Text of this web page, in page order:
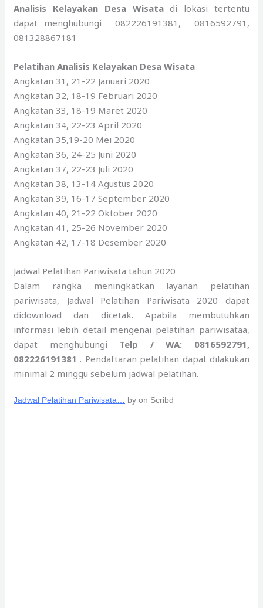
Analisis Kelayakan Desa Wisatadi lokasi tertentu
dapat menghubungi 082226191381, 0816592791,
081328867181
Pelatihan Analisis Kelayakan Desa Wisata
Angkatan 31, 21-22 Januari 2020
Angkatan 32, 18-19 Februari 2020
Angkatan 33, 18-19 Maret 2020
Angkatan 34, 22-23 April 2020
Angkatan 35,19-20 Mei 2020
Angkatan 36, 24-25 Juni 2020
Angkatan 37, 22-23 Juli 2020
Angkatan 38, 13-14 Agustus 2020
Angkatan 39, 16-17 September 2020
Angkatan 40, 21-22 Oktober 2020
Angkatan 41, 25-26 November 2020
Angkatan 42, 17-18 Desember 2020
Jadwal Pelatihan Pariwisata tahun 2020
Dalam rangka meningkatkan layanan pelatihan
pariwisata, Jadwal Pelatihan Pariwisata 2020 dapat
didownload dan dicetak. Apabila membutuhkan
informasi lebih detail mengenai pelatihan pariwisataa,
dapat menghubungi Telp / WA: 0816592791,
082226191381 . Pendaftaran pelatihan dapat dilakukan
minimal 2 minggu sebelum jadwal pelatihan.
Jadwal Pelatihan Pariwisata… by on Scribd